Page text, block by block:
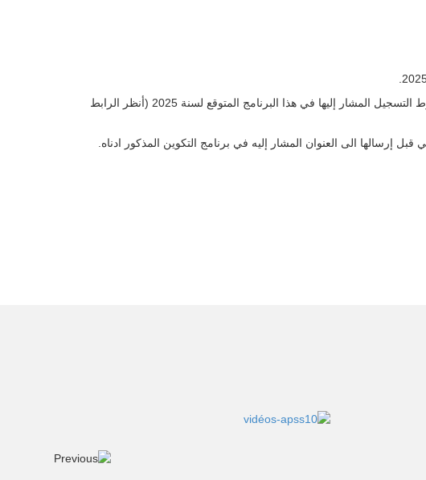
كل موظف تابع لقطاع الصحة يرغب في المشاركة في إحدى دورات التكوين المدرجة ضمن البرنامج المنشور أن يستوفي شروط التسجيل المشار إليها في هذا البرنامج المتوقع لسنة 2025 (أنظر الرابط
الى العنوان المشار إليه في برنامج التكوين المذكور ادناه.